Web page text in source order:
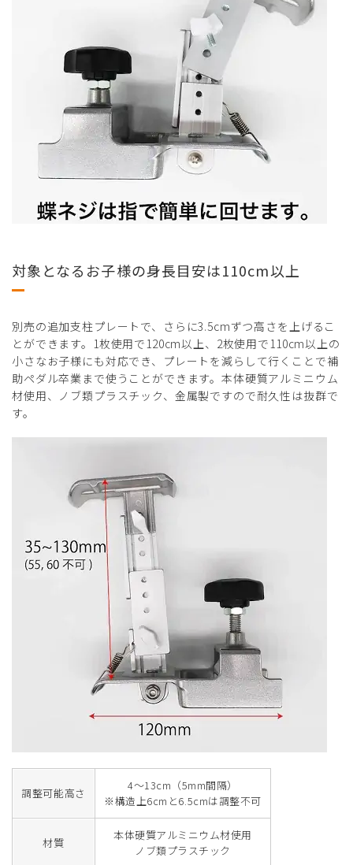
対象となるお子様の身長目安は110cm以上
別売の追加支柱プレートで、さらに3.5cmずつ高さを上げるこ
とができます。1枚使用で120cm以上、2枚使用で110cm以上の
小さなお子様にも対応でき、プレートを減らして行くことで補
助ペダル卒業まで使うことができます。本体硬質アルミニウム
材使用、ノブ類プラスチック、金属製ですので耐久性は抜群で
す。
調整可能高さ
4～13cm（5mm間隔）
※構造上6cmと6.5cmは調整不可
材質
本体硬質アルミニウム材使用
ノブ類プラスチック